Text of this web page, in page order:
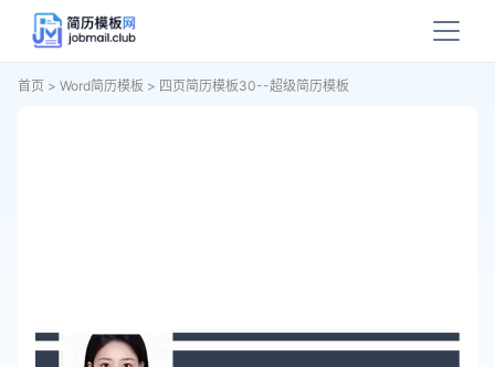
首页 > Word简历模板 > 四页简历模板30--超级简历模板